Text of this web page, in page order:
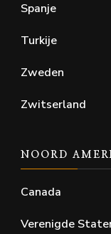
Spanje
Turkije
Zweden
Zwitserland
NOORD
Canada
Verenigde